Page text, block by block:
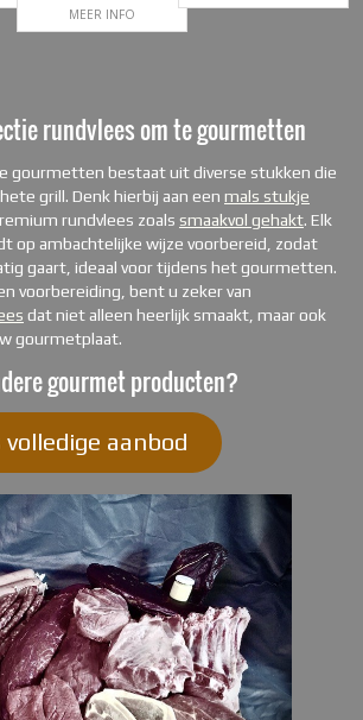
MEER INFO
rundvlees om te gourmetten
gourmetten bestaat uit diverse stukken die
grill. Denk hierbij aan een mals stukje
rundvlees zoals smaakvol gehakt. Elk
op ambachtelijke wijze voorbereid, zodat
gaart, ideaal voor tijdens het gourmetten.
voorbereiding, bent u zeker van
dat niet alleen heerlijk smaakt, maar ook
gourmetplaat.
gourmet producten?
aanbod